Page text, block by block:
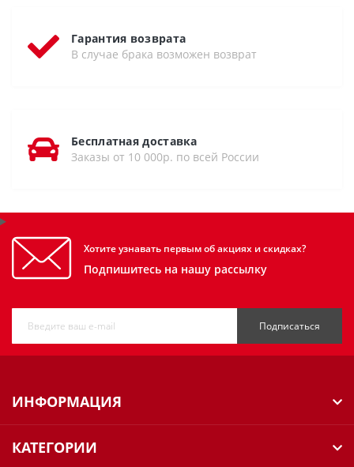
Гарантия возврата
В случае брака возможен возврат
Бесплатная доставка
Заказы от 10 000р. по всей России
Хотите узнавать первым об акциях и скидках?
Подпишитесь на нашу рассылку
Подписаться
ИНФОРМАЦИЯ
КАТЕГОРИИ